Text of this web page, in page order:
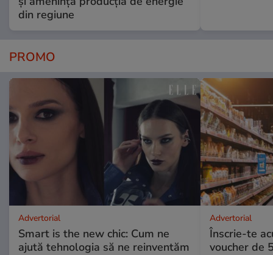
din regiune
PROMO
Advertorial
Smart is the new chic: Cum ne
ajută tehnologia să ne reinventăm
Advertorial
Înscrie-te
voucher de